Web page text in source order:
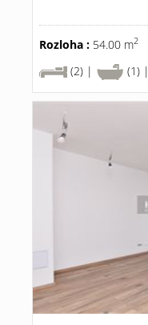
Rozloha : 54.00 m2
(2) |
(1) |